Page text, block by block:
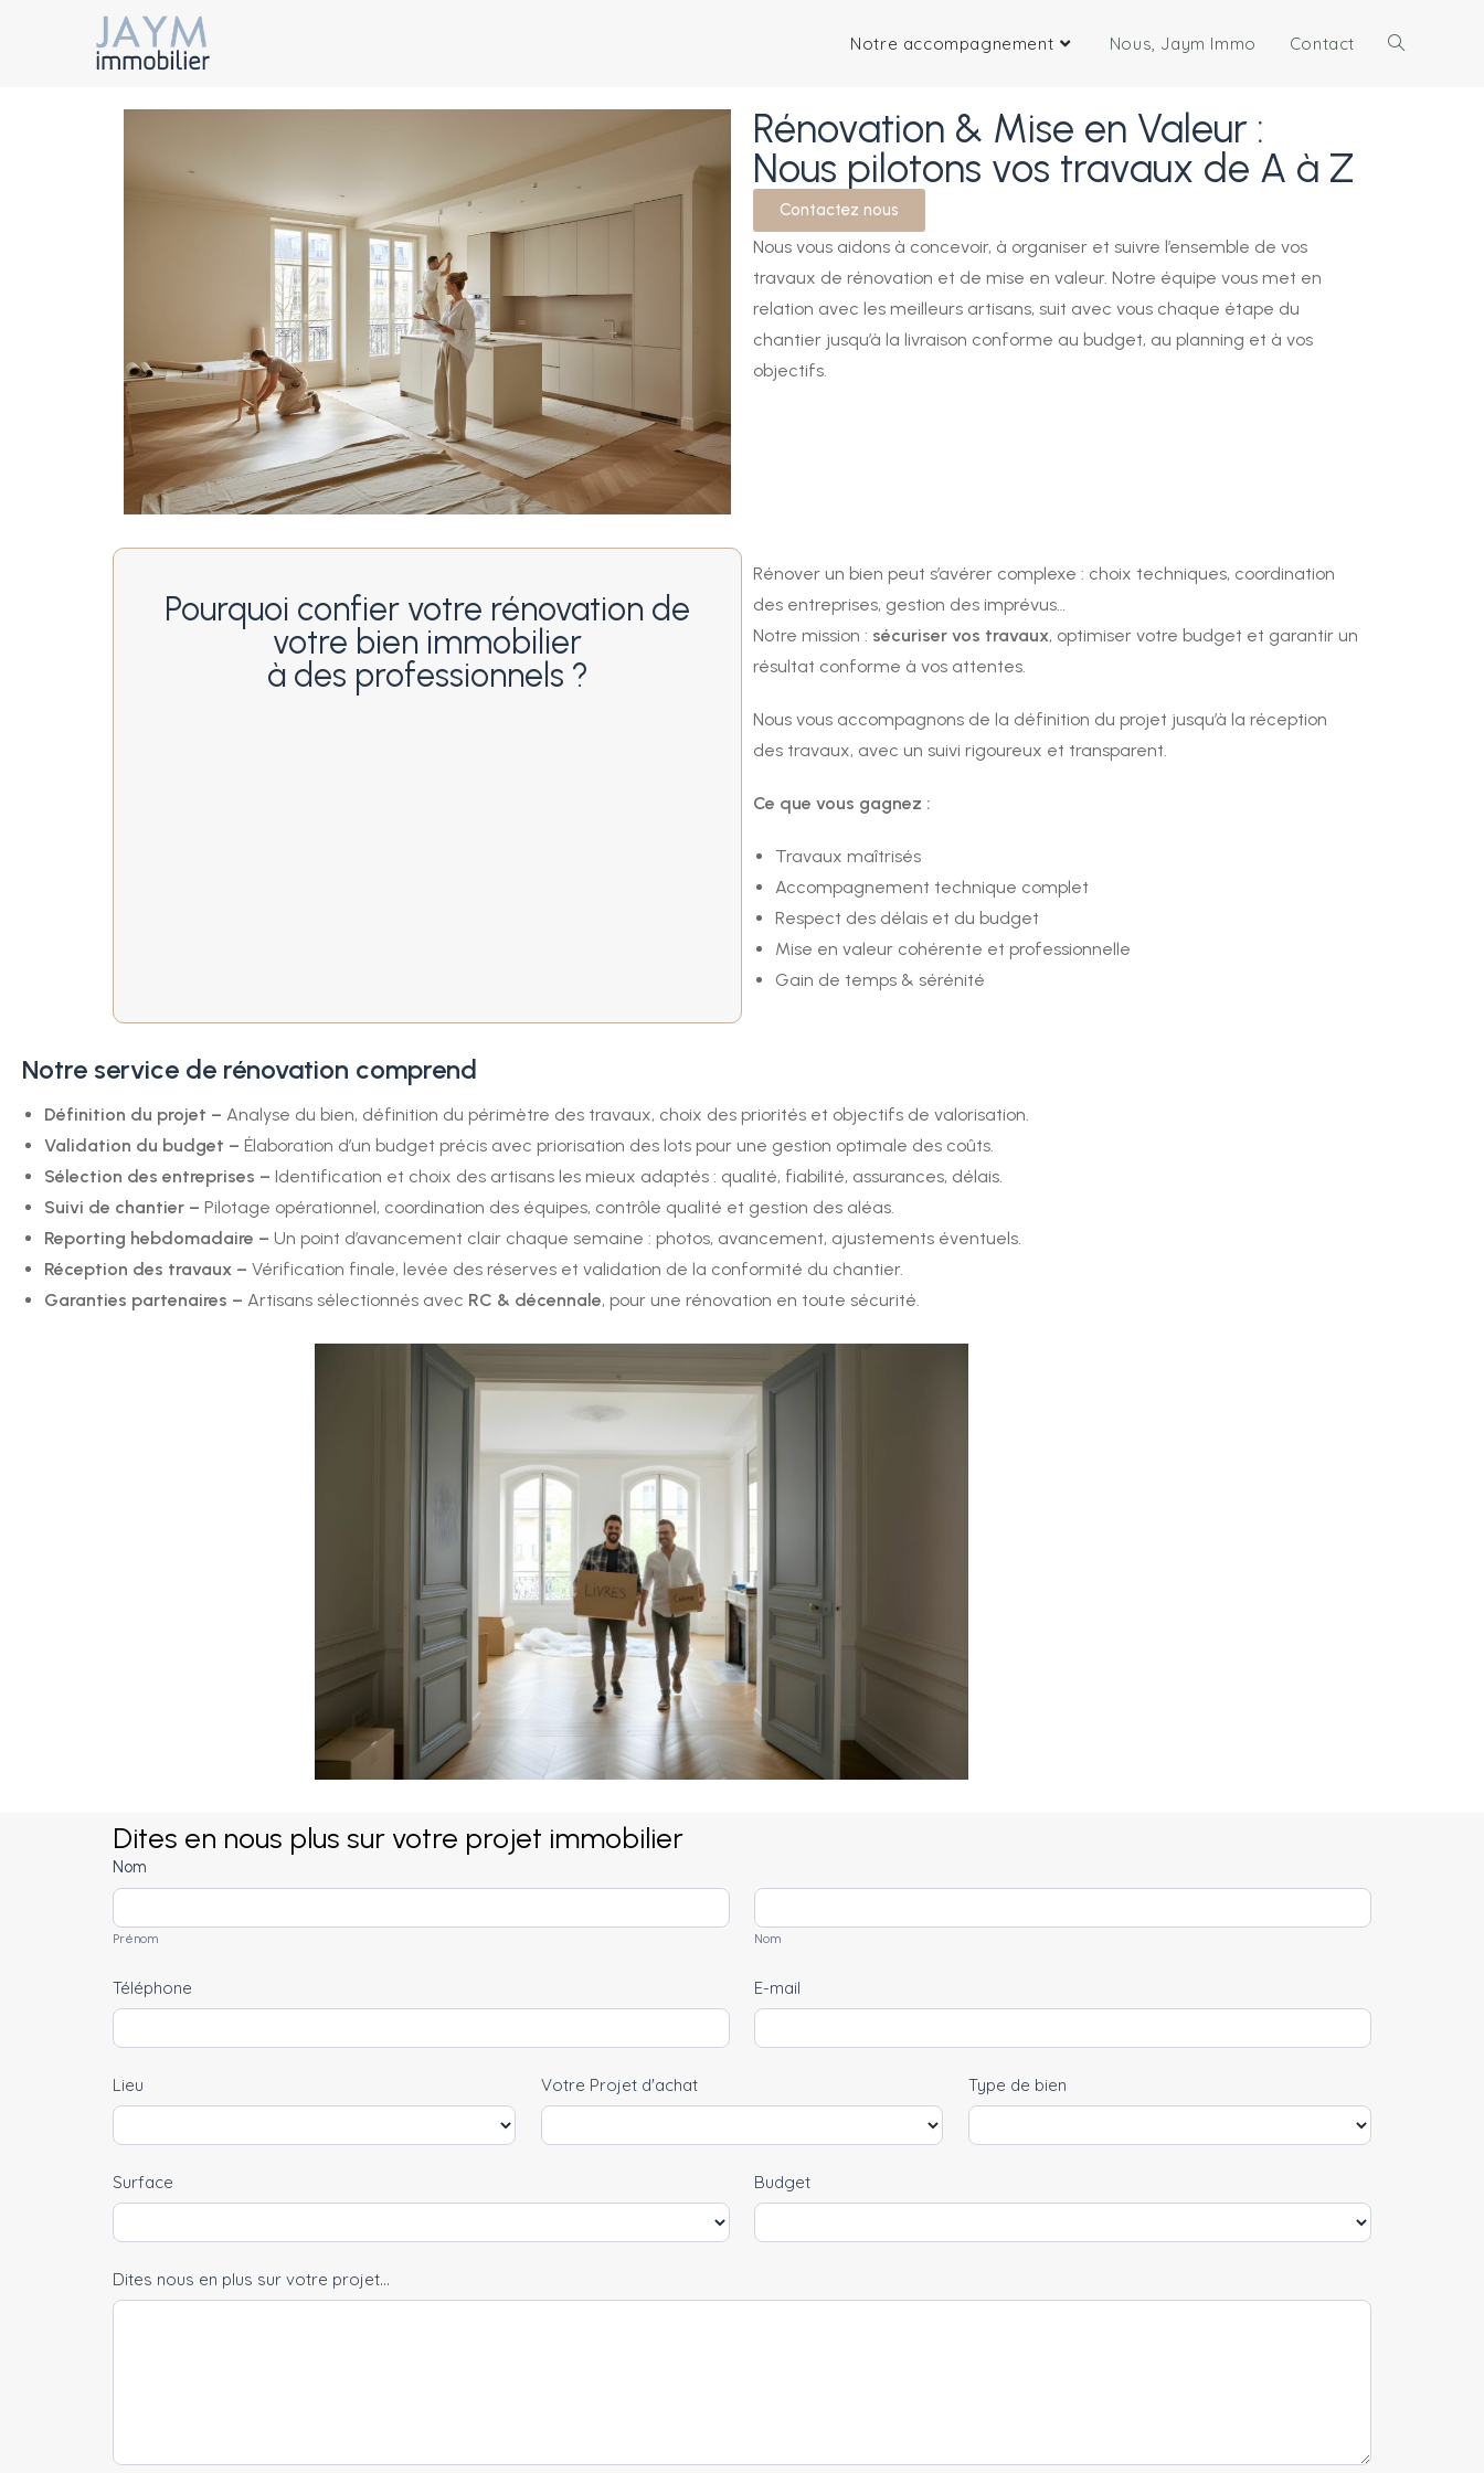
Notre accompagnement Nous, Jaym Immo Contact
Rénovation & Mise en Valeur :
Nous pilotons vos travaux de A à Z
Contactez nous
Nous vous aidons à concevoir, à organiser et suivre l’ensemble de vos
travaux de rénovation et de mise en valeur. Notre équipe vous met en
relation avec les meilleurs artisans, suit avec vous chaque étape du
chantier jusqu’à la livraison conforme au budget, au planning et à vos
objectifs.
Pourquoi confier votre rénovation de
votre bien immobilier
à des professionnels ?
Rénover un bien peut s’avérer complexe : choix techniques, coordination
des entreprises, gestion des imprévus…
Notre mission : sécuriser vos travaux, optimiser votre budget et garantir un
résultat conforme à vos attentes.
Nous vous accompagnons de la définition du projet jusqu’à la réception
des travaux, avec un suivi rigoureux et transparent.
Ce que vous gagnez :
Travaux maîtrisés
Accompagnement technique complet
Respect des délais et du budget
Mise en valeur cohérente et professionnelle
Gain de temps & sérénité
Notre service de rénovation comprend
Définition du projet – Analyse du bien, définition du périmètre des travaux, choix des priorités et objectifs de valorisation.
Validation du budget – Élaboration d’un budget précis avec priorisation des lots pour une gestion optimale des coûts.
Sélection des entreprises – Identification et choix des artisans les mieux adaptés : qualité, fiabilité, assurances, délais.
Suivi de chantier – Pilotage opérationnel, coordination des équipes, contrôle qualité et gestion des aléas.
Reporting hebdomadaire – Un point d’avancement clair chaque semaine : photos, avancement, ajustements éventuels.
Réception des travaux – Vérification finale, levée des réserves et validation de la conformité du chantier.
Garanties partenaires – Artisans sélectionnés avec RC & décennale, pour une rénovation en toute sécurité.
Dites en nous plus sur votre projet immobilier
Votre
projet
d'achat
Nom
Prénom Nom
Téléphone E-mail
Lieu Votre Projet d'achat Type de bien
Surface Budget
Dites nous en plus sur votre projet...